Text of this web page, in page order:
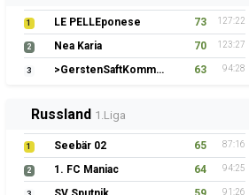
1 LE PELLEponese 73 127:22
2 Nea Karia 70 123:27
3 >GerstenSaftKommando 63 94:28
Russland 1.Liga
1 Seebär 02 65 87:16
2 1. FC Maniac 64 94:25
91:26